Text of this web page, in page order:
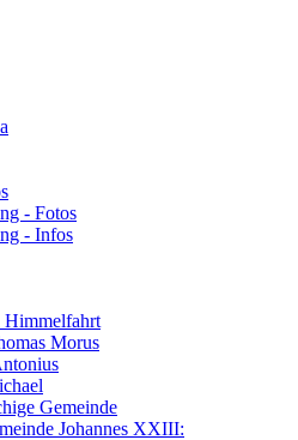
- Fotos
- Infos
Himmelfahrt
Morus
Gemeinde
Johannes XXIII: